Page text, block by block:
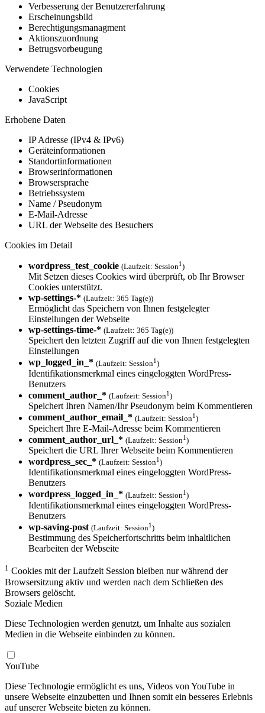
Verbesserung der Benutzererfahrung
Erscheinungsbild
Berechtigungsmanagment
Aktionszuordnung
Betrugsvorbeugung
Verwendete Technologien
Cookies
JavaScript
Erhobene Daten
IP Adresse (IPv4 & IPv6)
Geräteinformationen
Standortinformationen
Browserinformationen
Browsersprache
Betriebssystem
Name / Pseudonym
E-Mail-Adresse
URL der Webseite des Besuchers
Cookies im Detail
wordpress_test_cookie (Laufzeit: Session1)
Mit Setzen dieses Cookies wird überprüft, ob Ihr Browser
Cookies unterstützt.
wp-settings-* (Laufzeit: 365 Tag(e))
Ermöglicht das Speichern von Ihnen festgelegter
Einstellungen der Webseite
wp-settings-time-* (Laufzeit: 365 Tag(e))
Speichert den letzten Zugriff auf die von Ihnen festgelegten
Einstellungen
wp_logged_in_* (Laufzeit: Session1)
Identifikationsmerkmal eines eingeloggten WordPress-
Benutzers
comment_author_* (Laufzeit: Session1)
Speichert Ihren Namen/Ihr Pseudonym beim Kommentieren
comment_author_email_* (Laufzeit: Session1)
Speichert Ihre E-Mail-Adresse beim Kommentieren
comment_author_url_* (Laufzeit: Session1)
Speichert die URL Ihrer Webseite beim Kommentieren
wordpress_sec_* (Laufzeit: Session1)
Identifikationsmerkmal eines eingeloggten WordPress-
Benutzers
wordpress_logged_in_* (Laufzeit: Session1)
Identifikationsmerkmal eines eingeloggten WordPress-
Benutzers
wp-saving-post (Laufzeit: Session1)
Bestimmung des Speicherfortschritts beim inhaltlichen
Bearbeiten der Webseite
1 Cookies mit der Laufzeit Session bleiben nur während der
Browsersitzung aktiv und werden nach dem Schließen des
Browsers gelöscht.
Soziale Medien
Diese Technologien werden genutzt, um Inhalte aus sozialen
Medien in die Webseite einbinden zu können.
YouTube
Diese Technologie ermöglicht es uns, Videos von YouTube in
unsere Webseite einzubetten und Ihnen somit ein besseres Erlebnis
auf unserer Webseite bieten zu können.